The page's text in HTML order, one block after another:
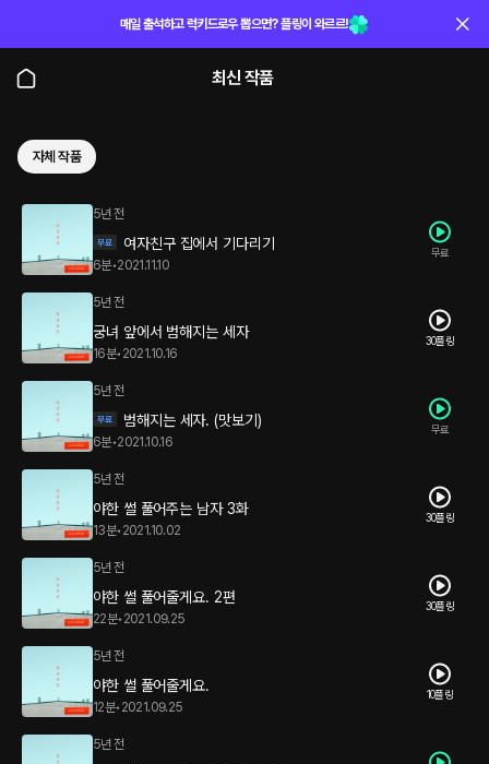
매일 출석하고 럭키드로우 뽑으면? 플링이 와르르!
최신 작품
자체 작품
5년 전
여자친구 집에서 기다리기
6분•2021.11.10
무료
5년 전
궁녀 앞에서 범해지는 세자
16분• 2021.10.16
30플링
5년 전
범해지는 세자. (맛보기)
6분•2021.10.16
무료
5년 전
야한 썰 풀어주는 남자 3화
13분• 2021.10.02
30플링
5년 전
야한 썰 풀어줄게요. 2편
22분• 2021.09.25
30플링
5년 전
야한 썰 풀어줄게요.
12분• 2021.09.25
10플링
5년 전